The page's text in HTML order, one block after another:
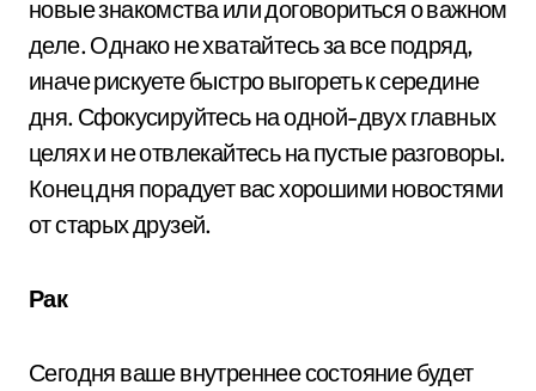
новые знакомства или договориться о важном
деле. Однако не хватайтесь за все подряд,
иначе рискуете быстро выгореть к середине
дня. Сфокусируйтесь на одной-двух главных
целях и не отвлекайтесь на пустые разговоры.
Конец дня порадует вас хорошими новостями
от старых друзей.
Рак
Сегодня ваше внутреннее состояние будет